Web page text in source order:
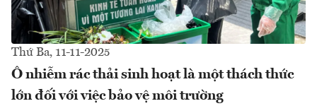
Thứ Ba, 11-11-2025
Ô nhiễm rác thải sinh hoạt là một thách thức
lớn đối với việc bảo vệ môi trường